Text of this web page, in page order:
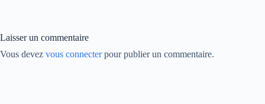
Laisser un commentaire
Vous devez vous connecterpour publier un commentaire.